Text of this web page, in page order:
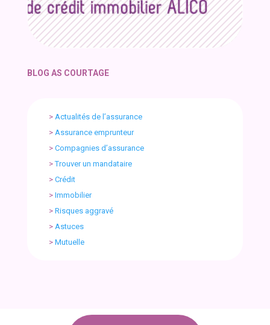
BLOG AS COURTAGE
> Actualités de l’assurance
> Assurance emprunteur
> Compagnies d’assurance
>Trouver un mandataire
> Crédit
> Immobilier
> Risques aggravé
> Astuces
> Mutuelle